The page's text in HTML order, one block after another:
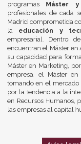
programas Máster y
profesionales de cada
Madrid comprometida
la educación y
empresarial. Dentro
encuentran el Máster en
su capacidad para
Máster en Marketing,
empresa, el Máster
tomando en el mercado
por la tendencia a la
en Recursos Humanos,
las empresas al capital